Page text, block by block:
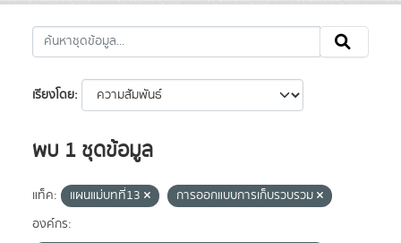
เรียงโดย
พบ 1 ชุดข้อมูล
แท็ค: แผนแม่บทที่13
การออกแบบการเก็บรวบรวม
องค์กร: